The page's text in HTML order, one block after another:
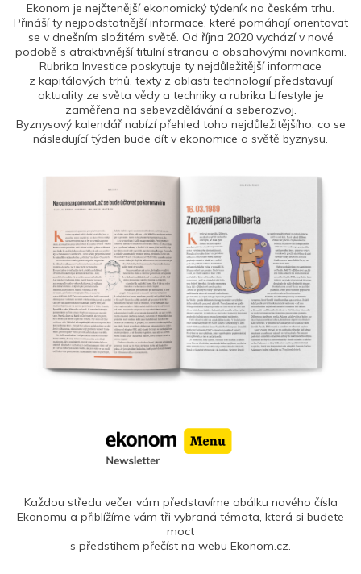
Ekonom je nejčtenější ekonomický týdeník na českém trhu.
Přináší ty nejpodstatnější informace, které pomáhají orientovat
se v dnešním složitém světě. Od října 2020 vychází v nové
podobě s atraktivnější titulní stranou a obsahovými novinkami.
Rubrika Investice poskytuje ty nejdůležitější informace
z kapitálových trhů, texty z oblasti technologií představují
aktuality ze světa vědy a techniky a rubrika Lifestyle je
zaměřena na sebevzdělávání a seberozvoj.
Byznysový kalendář nabízí přehled toho nejdůležitějšího, co se
následující týden bude dít v ekonomice a světě byznysu.
Každou středu večer vám představíme obálku nového čísla
Ekonomu a přiblížíme vám tři vybraná témata, která si budete
moct
s předstihem přečíst na webu Ekonom.cz.